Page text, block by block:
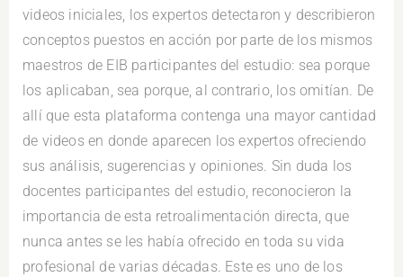
videos iniciales, los expertos detectaron y describieron
conceptos puestos en acción por parte de los mismos
maestros de EIB participantes del estudio: sea porque
los aplicaban, sea porque, al contrario, los omitían. De
allí que esta plataforma contenga una mayor cantidad
de videos en donde aparecen los expertos ofreciendo
sus análisis, sugerencias y opiniones. Sin duda los
docentes participantes del estudio, reconocieron la
importancia de esta retroalimentación directa, que
nunca antes se les había ofrecido en toda su vida
profesional de varias décadas. Este es uno de los